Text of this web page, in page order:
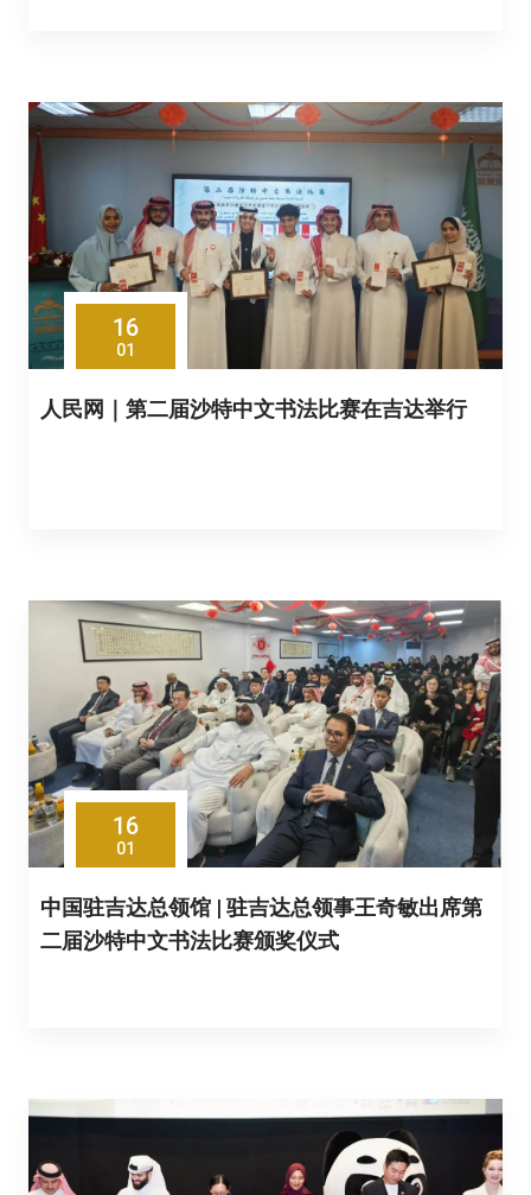
16
01
人民网｜第二届沙特中文书法比赛在吉达举行
16
01
中国驻吉达总领馆 | 驻吉达总领事王奇敏出席第
二届沙特中文书法比赛颁奖仪式